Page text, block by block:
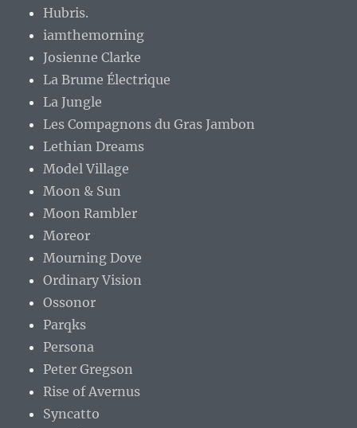
Hubris.
iamthemorning
Josienne Clarke
La Brume Électrique
La Jungle
Les Compagnons du Gras Jambon
Lethian Dreams
Model Village
Moon & Sun
Moon Rambler
Moreor
Mourning Dove
Ordinary Vision
Ossonor
Parqks
Persona
Peter Gregson
Rise of Avernus
Syncatto